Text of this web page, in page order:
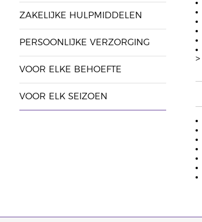
ZAKELIJKE HULPMIDDELEN
PERSOONLIJKE VERZORGING
VOOR ELKE BEHOEFTE
VOOR ELK SEIZOEN
>